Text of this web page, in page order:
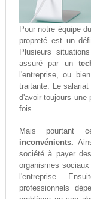
Pour notre équipe
propreté est un
Plusieurs
assuré par un
l'entreprise, ou
traitante. Le
d'avoir toujours une
fois.
Mais pourtant
inconvénients.
société à payer
organismes
l'entreprise.
professionnels